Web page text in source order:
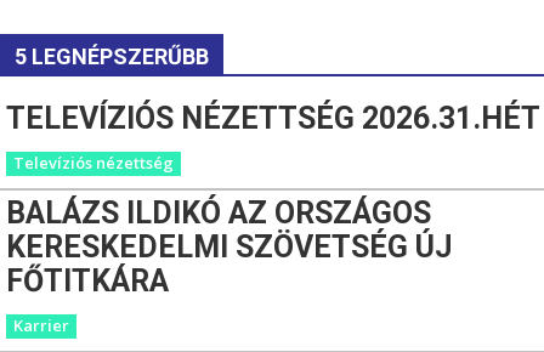
5 LEGNÉPSZERŰBB
TELEVÍZIÓS NÉZETTSÉG 2026.31.HÉT
Televíziós nézettség
BALÁZS ILDIKÓ AZ ORSZÁGOS
KERESKEDELMI SZÖVETSÉG ÚJ
FŐTITKÁRA
Karrier